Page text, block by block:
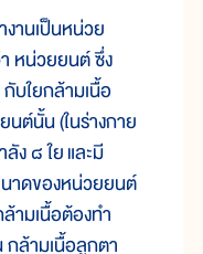
งานเป็นหน่วย
หน่วยยนต์ ซึ่ง
กับใยกล้ามเนื้อ
ยนต์นั้น (ในร่างกาย
ลัง ๘ ใยและมี
าดของหน่วยยนต์
ามเนื้อต้องทำ
กล้ามเนื้อลูกตา